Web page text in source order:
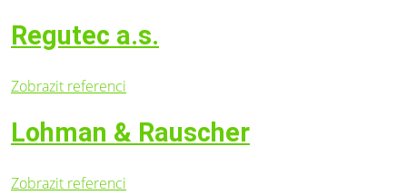
Regutec a.s.
Zobrazit referenci
Lohman & Rauscher
Zobrazit referenci